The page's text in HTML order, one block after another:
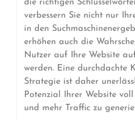
die richtigen
verbessern Sie nicht nur
in den
erhöhen auch die
Nutzer auf Ihre Website
werden. Eine durchdachte
Strategie ist daher
Potenzial Ihrer Website voll
und mehr Traffic zu